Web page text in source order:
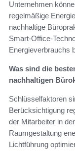
Unternehmen
regelmäßige
nachhaltige
Smart-Office-
Energieverbrauchs
Was sind die
nachhaltigen
Schlüsselfaktoren
Berücksichtigung
der Mitarbeiter in
Raumgestaltung
Lichtführung